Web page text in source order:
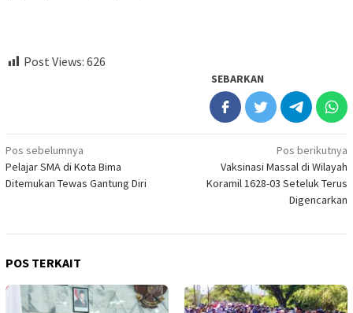
Post Views: 626
SEBARKAN
Navigasi
pos
Pos sebelumnya
Pelajar SMA di Kota Bima
Ditemukan Tewas Gantung Diri
Pos berikutnya
Vaksinasi Massal di Wilayah
Koramil 1628-03 Seteluk Terus
Digencarkan
POS TERKAIT